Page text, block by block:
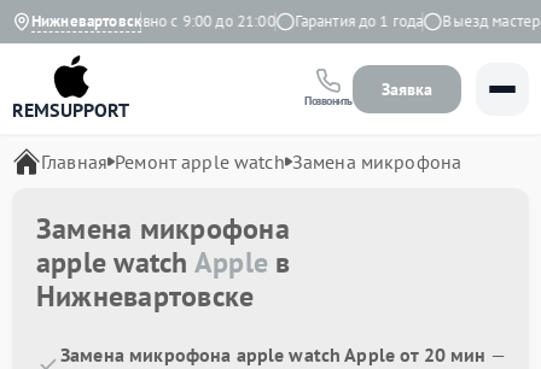
Нижневартовск
Ежедневно с 9:00 до 21:00 Гарантия до 1 года Выезд мастера
REMSUPPORT Позвонить
Заявка
Главная Ремонт apple watch Замена микрофона
Замена микрофона
apple watch Apple в
Нижневартовске
Замена микрофона apple watch Apple от 20 мин —